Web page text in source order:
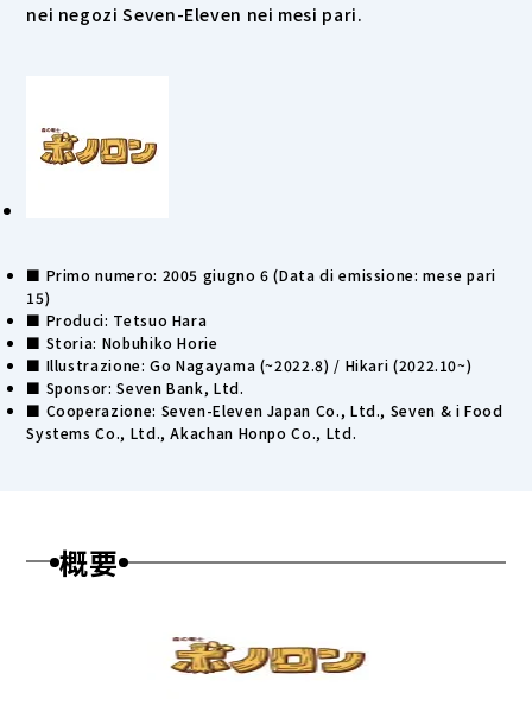
nei negozi Seven-Eleven nei mesi pari.
■ Primo numero: 2005 giugno 6 (Data di emissione: mese pari
15)
■ Produci: Tetsuo Hara
■ Storia: Nobuhiko Horie
■ Illustrazione: Go Nagayama (~2022.8) / Hikari (2022.10~)
■ Sponsor: Seven Bank, Ltd.
■ Cooperazione: Seven-Eleven Japan Co., Ltd., Seven & i Food
Systems Co., Ltd., Akachan Honpo Co., Ltd.
概要